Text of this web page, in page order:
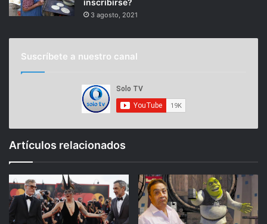
inscribirse?
3 agosto, 2021
Suscríbete a nuestro canal
Artículos relacionados